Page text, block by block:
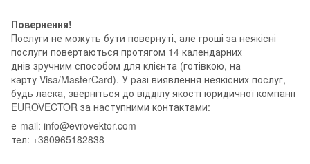
Повернення!
Послуги не можуть бути повернуті, але гроші за неякісні
послуги повертаються протягом 14 календарних
днів зручним способом для клієнта (готівкою, на
карту Visa/MasterCard). У разі виявлення неякісних послуг,
будь ласка, зверніться до відділу якості юридичної компанії
EUROVECTOR за наступними контактами:
е-mail: info@evrovektor.com
тел: +380965182838